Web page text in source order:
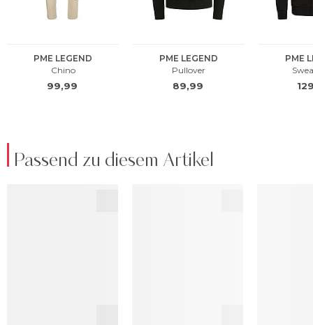
Passend zu diesem Artikel